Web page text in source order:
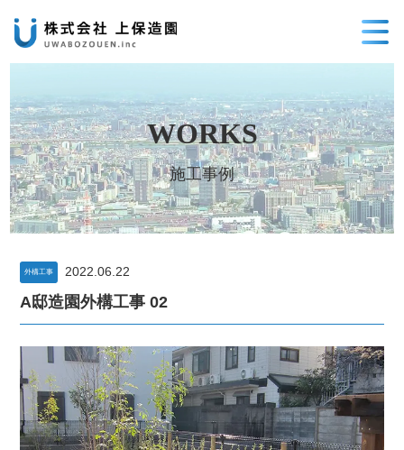
WORKS
施工事例
外構工事 2022.06.22
A邸造園外構工事 02